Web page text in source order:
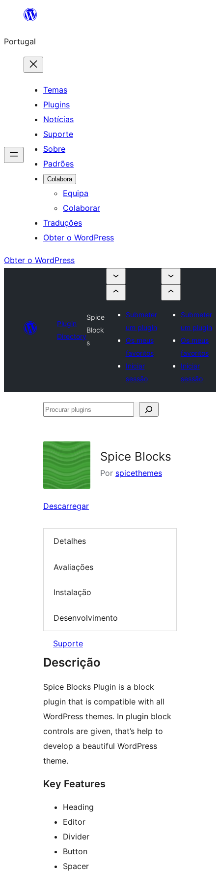
Saltar
o
conteúdo
Portugal
Temas
Plugins
Notícias
Suporte
Sobre
Padrões
Colabora
Equipa
Colaborar
Traduções
Obter o WordPress
Obter o WordPress
Plugin
Directory
Spice
Block
s
Submeter
um plugin
Os meus
favoritos
Iniciar
sessão
Submeter
um plugin
Os meus
favoritos
Iniciar
sessão
Procurar
Spice Blocks
Por spicethemes
Descarregar
Detalhes
Avaliações
Instalação
Desenvolvimento
Suporte
Descrição
Spice Blocks Plugin is a block
plugin that is compatible with all
WordPress themes. In plugin block
controls are given, that’s help to
develop a beautiful WordPress
theme.
Key Features
Heading
Editor
Divider
Button
Spacer